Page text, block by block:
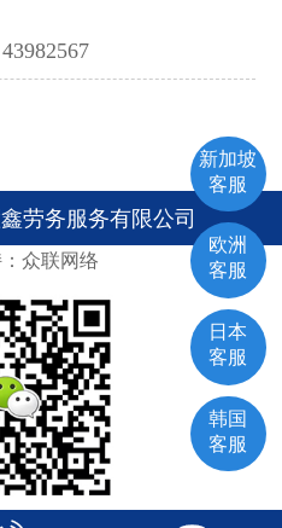
劳务服务有限公司
众联网络
新加坡
客服
欧洲
客服
日本
客服
韩国
客服